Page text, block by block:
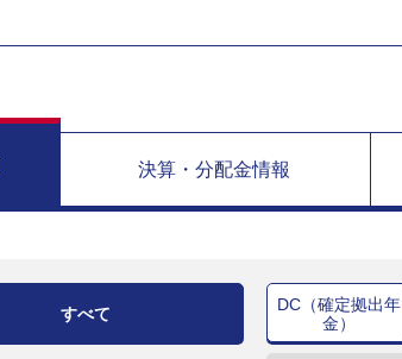
決算・分配金情報
すべて
DC（確定拠出年
金）